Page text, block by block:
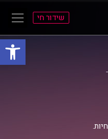
פתח
שידור חי